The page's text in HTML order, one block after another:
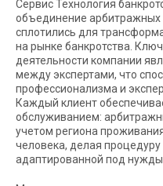
Сервис Технология
объединение
сплотились для
на рынке банкротства.
деятельности компании
между экспертами, что
профессионализма и
Каждый клиент
обслуживанием:
учетом региона
человека, делая
адаптированной под нужды.